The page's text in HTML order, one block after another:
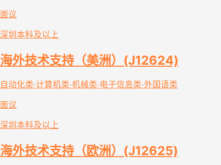
面议
深圳 本科及以上
海外技术支持（美洲）(J12624)
自动化类·计算机类·机械类·电子信息类·外国语类
面议
深圳 本科及以上
海外技术支持（欧洲）(J12625)